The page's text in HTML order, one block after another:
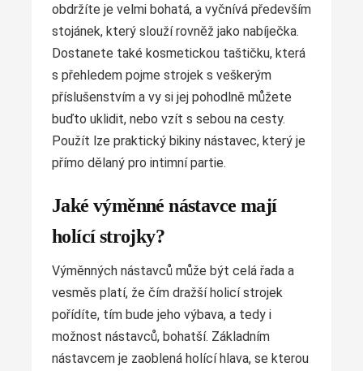
obdržíte je velmi bohatá, a vyčnívá především
stojánek, který slouží rovněž jako nabíječka.
Dostanete také kosmetickou taštičku, která
s přehledem pojme strojek s veškerým
příslušenstvím a vy si jej pohodlně můžete
buďto uklidit, nebo vzít s sebou na cesty.
Použít lze praktický bikiny nástavec, který je
přímo dělaný pro intimní partie.
Jaké výměnné nástavce mají
holící strojky?
Výměnných nástavců může být celá řada a
vesměs platí, že čím dražší holicí strojek
pořídíte, tím bude jeho výbava, a tedy i
možnost nástavců, bohatší. Základním
nástavcem je zaoblená holící hlava, se kterou